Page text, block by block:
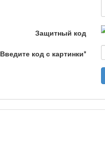
мир / Бала дарын
Защитный код
Введите код с картинки*